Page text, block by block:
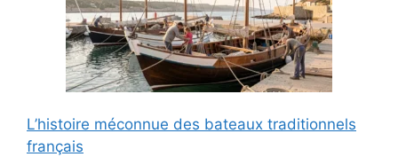
L’histoire méconnue des bateaux traditionnels
français